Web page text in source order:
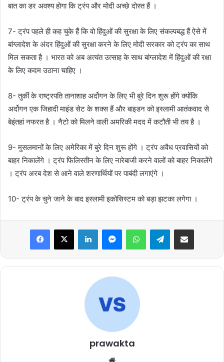
बात का डर अवश्य होगा कि ट्रंप और मोदी अच्छे दोस्त हैं ।
7- ट्रंप पहले ही कह चुके हैं कि वो हिंदुओं की सुरक्षा के लिए संकल्पबद्ध हैं ऐसे में
बांग्लादेश के अंदर हिंदुओं की सुरक्षा करने के लिए मोदी सरकार को ट्रंप का साथ
मिल सकता है । भारत को अब अत्यंत उत्साह के साथ बांग्लादेश में हिंदुओं की रक्षा
के लिए कदम उठाना चाहिए ।
8- तुर्की के राष्ट्रपति तानाशाह अर्दोगन के लिए भी बुरे दिन शुरू होंगे क्योंकि
अर्दोगन एक जिहादी माइंड सेट के शक्स हैं और बाइडन को इस्लामी आतंकवाद से
बेइंतहां नफरत है । नैटो को मिलने वाली अमरिकी मदद में कटौती भी तय है ।
9- मुसलमानों के लिए अमेरिका में बुरे दिन शुरू होंगे । ट्रंप अवैध प्रवासियों को
बाहर निकालेंगे । ट्रंप फिलिस्तीन के लिए नारेबाजी करने वालों को बाहर निकालेंगे
। ट्रंप अरब देश से आने वाले शरणार्थियों पर पाबंदी लगाएंगे ।
10- ट्रंप के चुने जाने के बाद इस्लामी इकोसिस्टम को बड़ा झटका लगेगा ।
Facebook
X LinkedInMessengerWhatsAppTelegramShare via Email
prawakta